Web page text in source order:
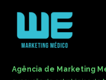
Agência de Marketing